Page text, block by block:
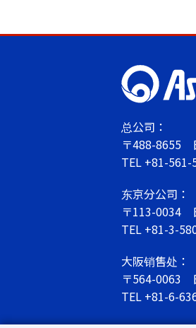
总公司：
〒488-8655
TEL +81-561-
东京分公司：
〒113-0034
TEL +81-3-
大阪销售处：
〒564-0063
TEL +81-6-